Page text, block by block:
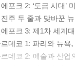
포크 2: ‘도금 시대’
주 두 줄과 맞바꾼
포크 3: 제1차 세계
데코 1: 파리와 뉴욕,
르데코 2: 예술과 산업